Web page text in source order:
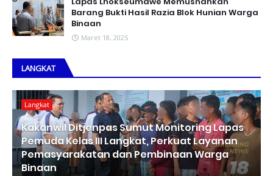
Barang Bukti Hasil Razia Blok Hunian Warga
Binaan
Maret 18, 2025
LANGKAT
Langkat
Kakanwil Ditjenpas Sumut Monitoring Lapas
Pemuda Kelas III Langkat, Perkuat Layanan
Pemasyarakatan dan Pembinaan Warga
Binaan